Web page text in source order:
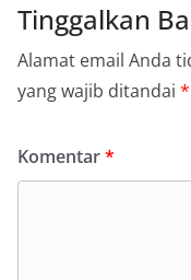
Tinggalkan
Alamat email Anda
yang wajib ditandai *
Komentar*